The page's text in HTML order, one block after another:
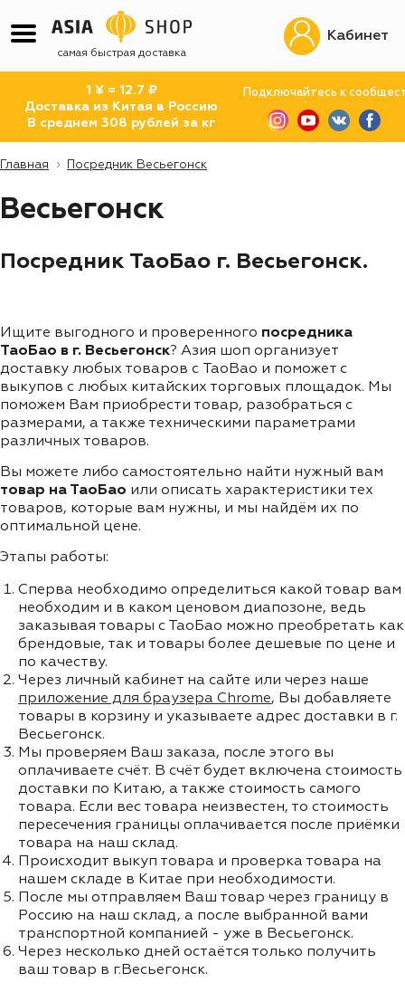
самая быстрая доставка
1 ¥ = 12.7 ₽
Доставка из Китая в Россию
В среднем 308 рублей за кг
Подключайтесь к
Кабинет
Главная Посредник Весьегонск
Весьегонск
Посредник ТаоБао г. Весьегонск.
Ищите выгодного и проверенного посредника
ТаоБао в г. Весьегонск? Азия шоп организует
доставку любых товаров с TaoBao и поможет с
выкупов с любых китайских торговых площадок. Мы
поможем Вам приобрести товар, разобраться с
размерами, а также техническими параметрами
различных товаров.
Вы можете либо самостоятельно найти нужный вам
товар на ТаоБао или описать характеристики тех
товаров, которые вам нужны, и мы найдём их по
оптимальной цене.
Этапы работы:
Сперва необходимо определиться какой товар вам
необходим и в каком ценовом диапозоне, ведь
заказывая товары с ТаоБао можно преобретать как
брендовые, так и товары более дешевые по цене и
по качеству.
Через личный кабинет на сайте или через наше
приложение для браузера Chrome, Вы добавляете
товары в корзину и указываете адрес доставки в г.
Весьегонск.
Мы проверяем Ваш заказа, после этого вы
оплачиваете счёт. В счёт будет включена стоимость
доставки по Китаю, а также стоимость самого
товара. Если вес товара неизвестен, то стоимость
пересечения границы оплачивается после приёмки
товара на наш склад.
Происходит выкуп товара и проверка товара на
нашем складе в Китае при необходимости.
После мы отправляем Ваш товар через границу в
Россию на наш склад, а после выбранной вами
транспортной компанией - уже в Весьегонск.
Через несколько дней остаётся только получить
ваш товар в г.Весьегонск.